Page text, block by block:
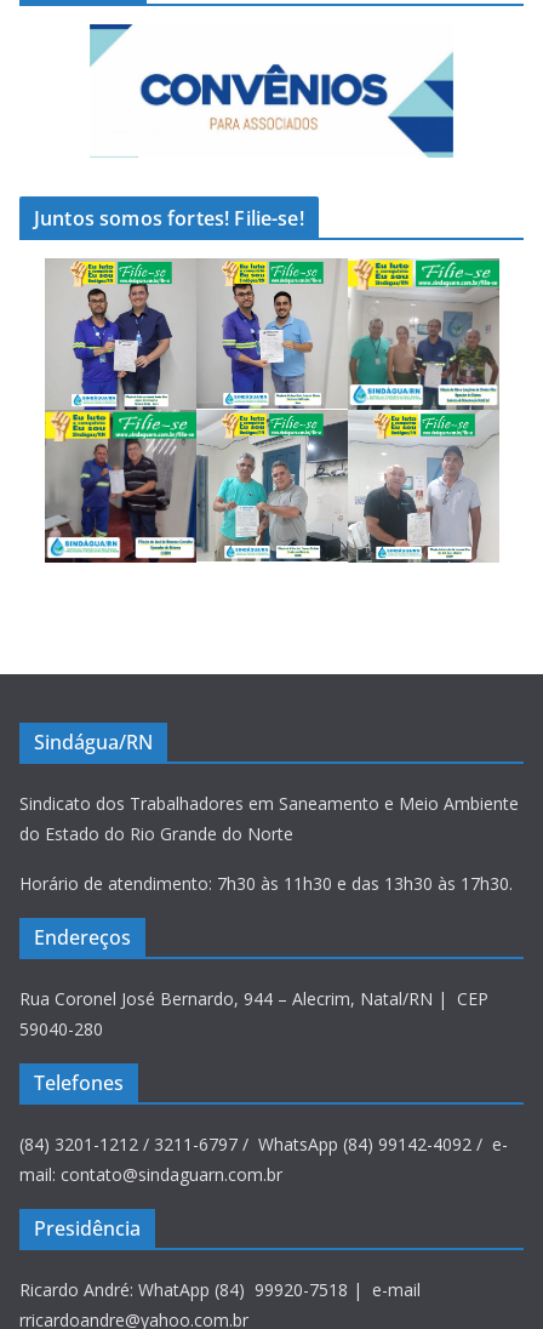
Juntos somos fortes! Filie-se!
Sindágua/RN
Sindicato dos Trabalhadores em Saneamento e Meio Ambiente
do Estado do Rio Grande do Norte
Horário de atendimento: 7h30 às 11h30 e das 13h30 às 17h30.
Endereços
Rua Coronel José Bernardo, 944 – Alecrim, Natal/RN | CEP
59040-280
Telefones
(84) 3201-1212 / 3211-6797 / WhatsApp (84) 99142-4092 / e-
mail: contato@sindaguarn.com.br
Presidência
Ricardo André: WhatApp (84) 99920-7518 | e-mail
rricardoandre@yahoo.com.br